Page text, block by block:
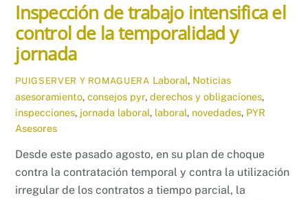
Inspección de trabajo intensifica el
control de la temporalidad y
jornada
PUIGSERVER Y ROMAGUERA Laboral, Noticias
asesoramiento,consejos pyr,derechos y obligaciones,
inspecciones, jornada laboral, laboral, novedades, PYR
Asesores
Desde este pasado agosto, en su plan de choque
contra la contratación temporal y contra la utilización
irregular de los contratos a tiempo parcial, la